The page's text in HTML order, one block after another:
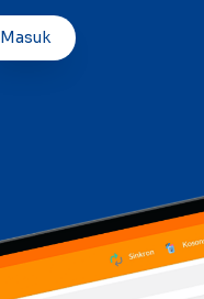
Masuk